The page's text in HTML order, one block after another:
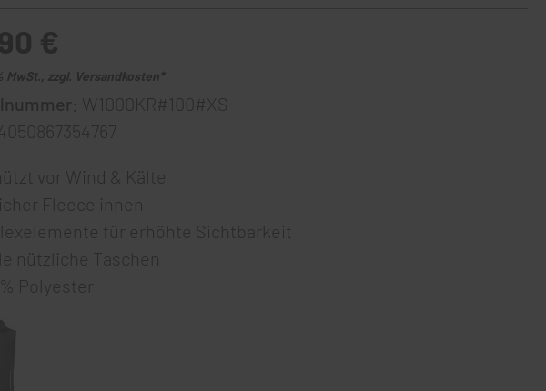
€
MwSt., zzgl. Versandkosten*
W1000KR#100#XS
4050867354767
vor Wind & Kälte
Fleece innen
für erhöhte Sichtbarkeit
nützliche Taschen
Polyester